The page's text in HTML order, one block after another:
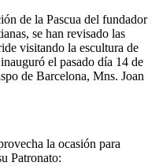
de la Pascua del fundador
se han revisado las
visitando la escultura de
el pasado día 14 de
de Barcelona, Mns. Joan
la ocasión para
Patronato: